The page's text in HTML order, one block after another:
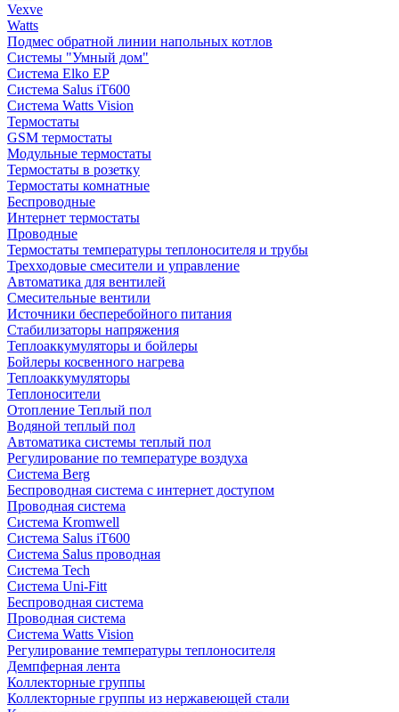
Vexve
Watts
Подмес обратной линии напольных котлов
Системы "Умный дом"
Система Elko EP
Система Salus iT600
Система Watts Vision
Термостаты
GSM термостаты
Модульные термостаты
Термостаты в розетку
Термостаты комнатные
Беспроводные
Интернет термостаты
Проводные
Термостаты температуры теплоносителя и трубы
Трехходовые смесители и управление
Автоматика для вентилей
Смесительные вентили
Источники бесперебойного питания
Стабилизаторы напряжения
Теплоаккумуляторы и бойлеры
Бойлеры косвенного нагрева
Теплоаккумуляторы
Теплоносители
Отопление Теплый пол
Водяной теплый пол
Автоматика системы теплый пол
Регулирование по температуре воздуха
Система Berg
Беспроводная система с интернет доступом
Проводная система
Система Kromwell
Система Salus iT600
Система Salus проводная
Система Tech
Система Uni-Fitt
Беспроводная система
Проводная система
Система Watts Vision
Регулирование температуры теплоносителя
Демпферная лента
Коллекторные группы
Коллекторные группы из нержавеющей стали